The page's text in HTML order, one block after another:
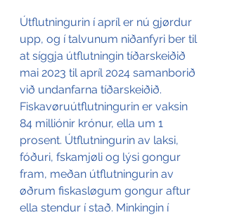
Útflutningurin í apríl er nú gjørdur
upp, og í talvunum niðanfyri ber til
at síggja útflutningin tíðarskeiðið
mai 2023 til apríl 2024 samanborið
við undanfarna tíðarskeiðið.
Fiskavøruútflutningurin er vaksin
84 milliónir krónur, ella um 1
prosent. Útflutningurin av laksi,
fóðuri, fskamjøli og lýsi gongur
fram, meðan útflutningurin av
øðrum fiskasløgum gongur aftur
ella stendur í stað. Minkingin í